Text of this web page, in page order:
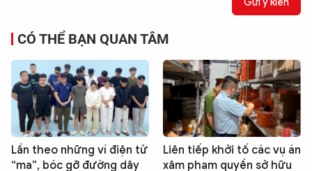
Gửi ý kiến
CÓ THỂ BẠN QUAN TÂM
Lần theo những ví điện tử
“ma”, bóc gỡ đường dây
Liên tiếp khởi tố các vụ án
xâm phạm quyền sở hữu